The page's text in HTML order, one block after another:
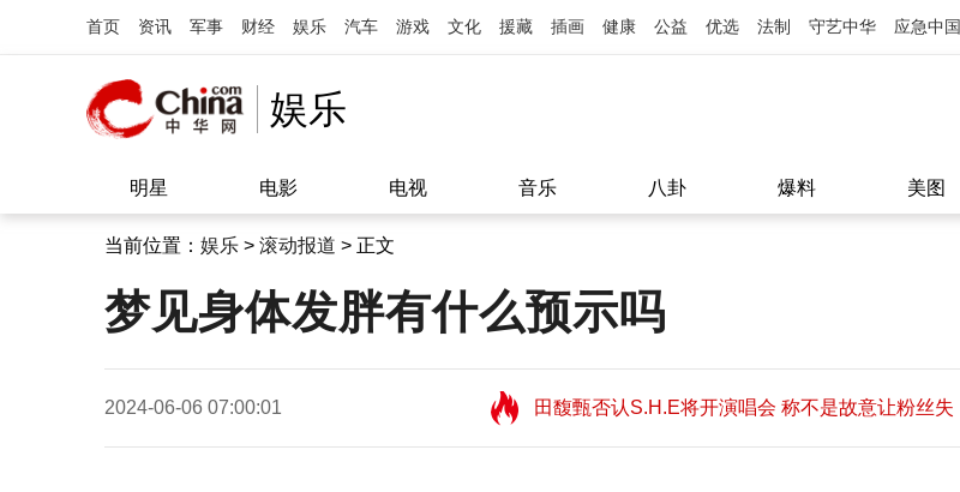
首页 资讯 军事 财经 娱乐 汽车 游戏 文化 援藏 插画 健康 公益 优选 法制 守艺中华 应急中国
娱乐
明星 电影 电视 音乐 八卦 爆料 美图
当前位置： 娱乐 > 滚动报道 > 正文
梦见身体发胖有什么预示吗
2024-06-06 07:00:01
田馥甄否认S.H.E将开演唱会 称不是故意让粉丝失
望11:08
田馥甄否认S.H.E将开演唱会 称不是故意让粉丝失